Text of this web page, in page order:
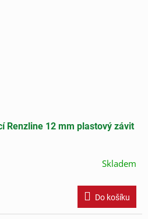
Renzline 12 mm plastový závit
Skladem
Do košíku